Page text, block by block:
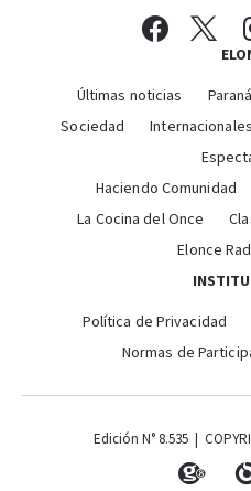
Últimas noticias Paraná
Sociedad
Internacionales
Haciendo Comunidad
La Cocina del Once
Elonce
Política de Privacidad
Normas de
Edición N° 8.535 |